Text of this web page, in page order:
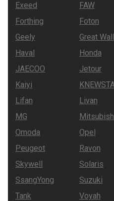
Exeed
FAW
Forthing
Foton
Geely
Great Wall
Haval
Honda
JAECOO
Jetour
Kaiyi
Lifan
Livan
MG
Omoda
Opel
Peugeot
Ravon
Skywell
Solaris
SsangYong
Suzuki
Tank
Voyah